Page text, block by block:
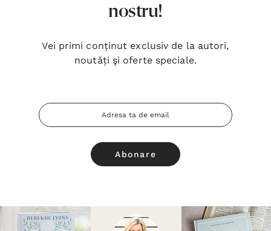
nostru!
Vei primi conținut exclusiv de la autori,
noutăți şi oferte speciale.
Adresa
Email